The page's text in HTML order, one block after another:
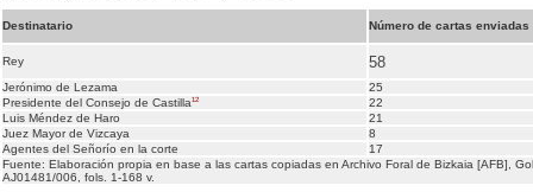
Destinatario Número de cartas
Rey 58
Jerónimo de Lezama
25
Presidente del Consejo de Castilla12
22
Luis Méndez de Haro
21
Juez Mayor de Vizcaya
8
Agentes del Señorío en la corte
17
Fuente: Elaboración propia en base a las cartas copiadas en Archivo Foral de Bizkaia [AFB],
AJ01481/006, fols. 1-168 v.